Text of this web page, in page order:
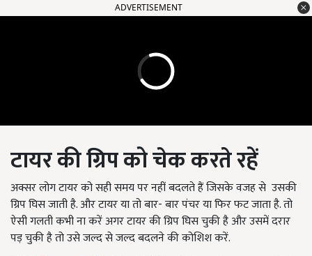
ADVERTISEMENT
टायर की ग्रिप को चेक करते रहें
अक्सर लोग टायर को सही समय पर नहीं बदलते हैं जिसके वजह से उसकी
ग्रिप घिस जाती है. और टायर या तो बार- बार पंचर या फिर फट जाता है. तो
ऐसी गलती कभी ना करें अगर टायर की ग्रिप घिस चुकी है और उसमें दरार
पड़ चुकी है तो उसे जल्द से जल्द बदलने की कोशिश करें.